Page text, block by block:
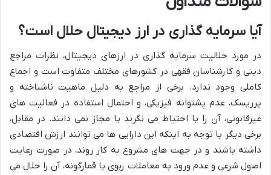
آیا سرمایه گذاری در ارز دیجیتال حلال است؟
در مورد حلالیت سرمایه گذاری در ارزهای دیجیتال، نظرات مراجع
دینی و کارشناسان فقهی در کشورهای مختلف متفاوت است و اجماع
کاملی وجود ندارد. برخی از مراجع به دلیل ماهیت ناشناخته و
پرریسک، عدم پشتوانه فیزیکی، و احتمال استفاده در فعالیت های
غیرقانونی، آن را با احتیاط می نگرند یا مجاز نمی دانند. در مقابل،
برخی دیگر با توجه به اینکه این دارایی ها می توانند ارزش اقتصادی
داشته باشند و در جهت های مشروع به کار روند، در صورت رعایت
اصول شرعی و عدم ورود به معاملات ربوی یا قمارگونه، آن را حلال می